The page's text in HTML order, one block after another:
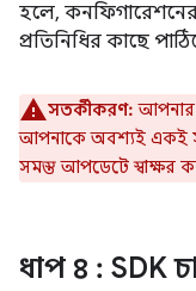
হলে,
প্রতিনিধির কাছে
সতর্কীকরণ: আপনার
আপনাকে অবশ্যই একই
সমস্ত আপডেটে স্বাক্ষর
ধাপ ৪ : SDK